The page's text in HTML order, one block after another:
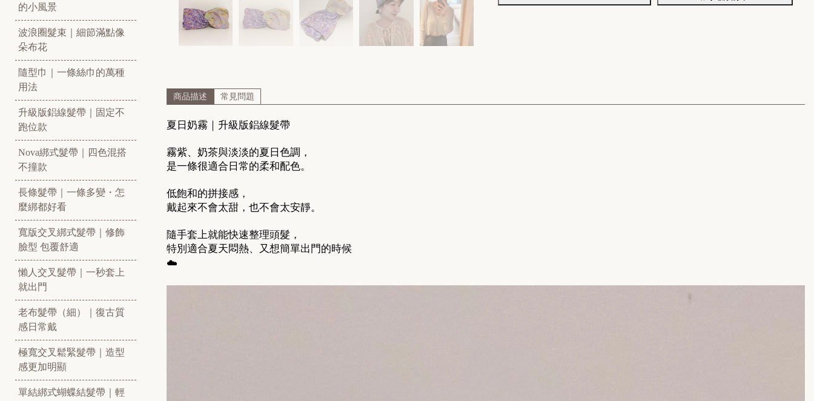
的小風景
波浪圈髮束｜細節滿點像
朵布花
隨型巾｜一條絲巾的萬種
用法
升級版鋁線髮帶｜固定不
跑位款
Nova綁式髮帶｜四色混搭
不撞款
長條髮帶｜一條多變・怎
麼綁都好看
寬版交叉綁式髮帶｜修飾
臉型 包覆舒適
懶人交叉髮帶｜一秒套上
就出門
老布髮帶（細）｜復古質
感日常戴
極寬交叉鬆緊髮帶｜造型
感更加明顯
單結綁式蝴蝶結髮帶｜輕
商品描述 常見問題
夏日奶霧｜升級版鋁線髮帶
霧紫、奶茶與淡淡的夏日色調，
是一條很適合日常的柔和配色。
低飽和的拼接感，
戴起來不會太甜，也不會太安靜。
隨手套上就能快速整理頭髮，
特別適合夏天悶熱、又想簡單出門的時候
☁️